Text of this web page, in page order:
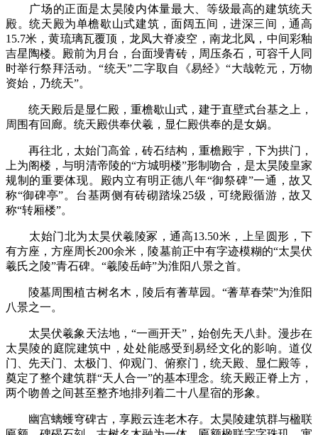
广场的正面是太昊陵内体量最大、等级最高的建筑统天
殿。统天殿为单檐歇山式建筑，面阔五间，进深三间，通高
15.7米，黄琉璃瓦覆顶，龙凤大脊凌空，南龙北凤，中间彩釉
吉星陶楼。殿前为月台，台面墁青砖，周压条石，可容千人同
时举行祭拜活动。“统天”二字取自《易经》“大哉乾元，万物
资始，乃统天”。
统天殿后是显仁殿，重檐歇山式，建于直壁式台基之上，
周围有回廊。统天殿供奉伏羲，显仁殿供奉的是女娲。
再往北，太始门高耸，砖石结构，重檐殿宇，下为拱门，
上为阁楼，与明清帝陵的“方城明楼”形制吻合，是太昊陵皇家
规制的重要体现。殿内立有明正德八年“御祭碑”一通，故又
称“御碑亭”。台基两侧有砖砌踏垛25级，可绕殿循游，故又
称“转厢楼”。
太始门北为太昊伏羲陵冢，通高13.50米，上呈圆形，下
有方座，方座周长200余米，陵墓前正中有字迹模糊的“太昊伏
羲氏之陵”青石碑。“羲陵岳峙”为淮阳八景之首。
陵墓周围植古树名木，陵后有蓍草园。“蓍草春荣”为淮阳
八景之一。
太昊伏羲象天法地，“一画开天”，始创先天八卦。漫步在
太昊陵的庭院建筑中，处处能感受到易经文化的影响。道仪
门、先天门、太极门、仰观门、俯察门，统天殿、显仁殿等，
奠定了整个建筑群“天人合一”的基本理念。统天殿正脊上方，
两个吻兽之间甚至整齐地排列着二十八星宿的形象。
幽宫螭蠖穹碑古，享殿云连老木存。太昊陵建筑群与楹联